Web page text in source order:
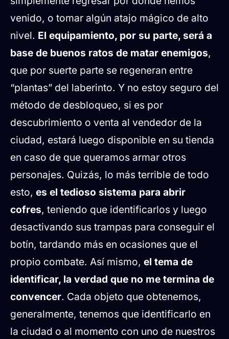
venido, o tomar algún atajo mágico de alto
nivel. El equipamiento, por su parte, será a
base de buenos ratos de matar enemigos,
que por suerte parte se regeneran entre
“plantas” del laberinto. Y no estoy seguro del
método de desbloqueo, si es por
descubrimiento o venta al vendedor de la
ciudad, estará luego disponible en su tienda
en caso de que queramos armar otros
personajes. Quizás, lo más terrible de todo
esto, es el tedioso sistema para abrir
cofres, teniendo que identificarlos y luego
desactivando sus trampas para conseguir el
botín, tardando más en ocasiones que el
propio combate. Así mismo, el tema de
identificar, la verdad que no me termina de
convencer. Cada objeto que obtenemos,
generalmente, tenemos que identificarlo en
la ciudad o al momento con uno de nuestros